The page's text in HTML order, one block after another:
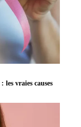
les vraies causes